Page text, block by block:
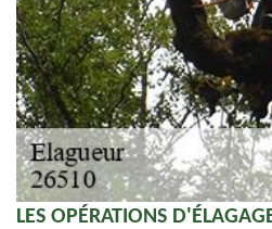
LES OPÉRATIONS